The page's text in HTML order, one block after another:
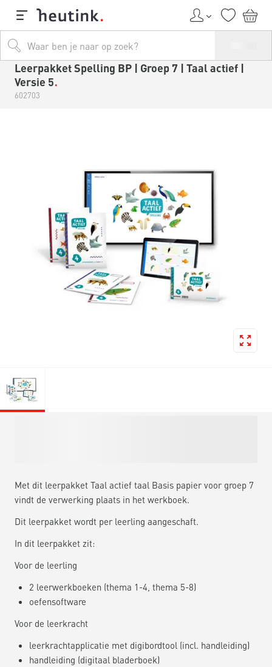
Leerpakket Spelling BP | Groep 7 | Taal actief |
Versie 5
602703
Met dit leerpakket Taal actief taal Basis papier voor groep 7
vindt de verwerking plaats in het werkboek.
Dit leerpakket wordt per leerling aangeschaft.
In dit leerpakket zit:
Voor de leerling
2 leerwerkboeken (thema 1-4, thema 5-8)
oefensoftware
Voor de leerkracht
leerkrachtapplicatie met digibordtool (incl. handleiding)
handleiding (digitaal bladerboek)